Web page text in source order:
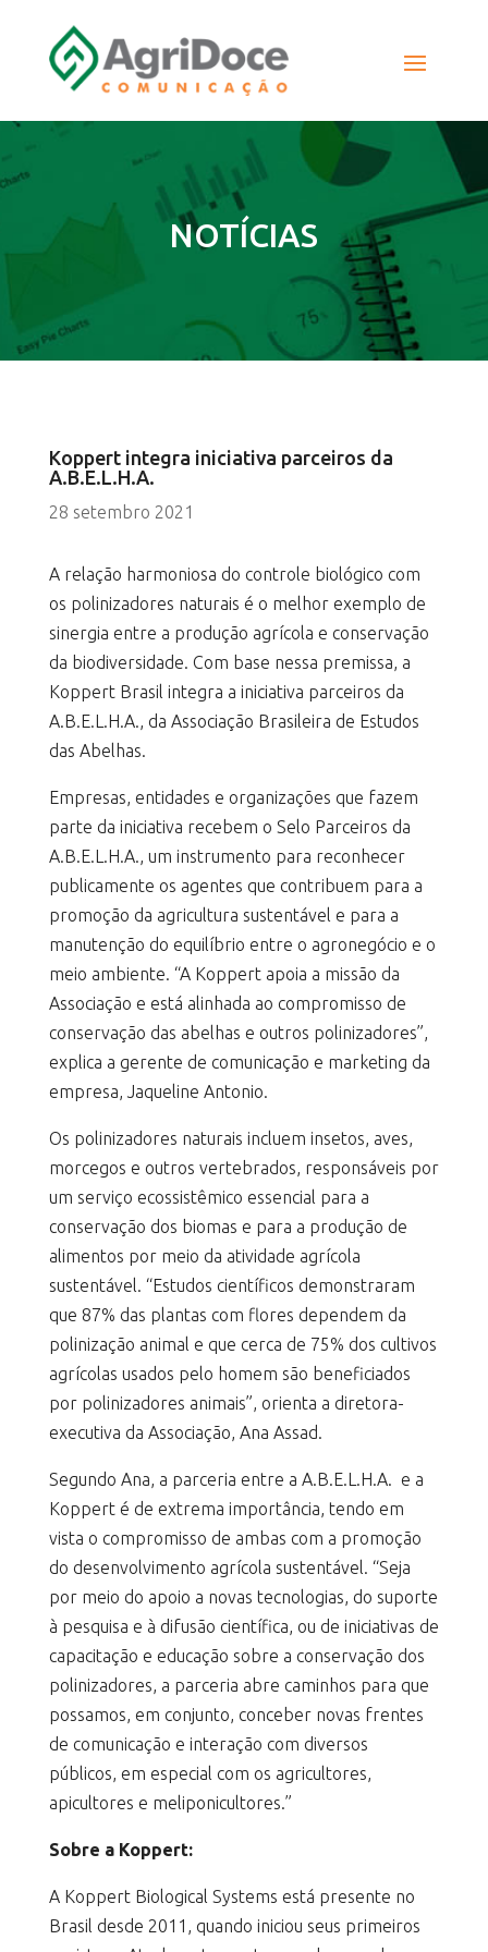
NOTÍCIAS
Koppert integra iniciativa parceiros da
A.B.E.L.H.A.
28 setembro 2021
A relação harmoniosa do controle biológico com
os polinizadores naturais é o melhor exemplo de
sinergia entre a produção agrícola e conservação
da biodiversidade. Com base nessa premissa, a
Koppert Brasil integra a iniciativa parceiros da
A.B.E.L.H.A., da Associação Brasileira de Estudos
das Abelhas.
Empresas, entidades e organizações que fazem
parte da iniciativa recebem o Selo Parceiros da
A.B.E.L.H.A., um instrumento para reconhecer
publicamente os agentes que contribuem para a
promoção da agricultura sustentável e para a
manutenção do equilíbrio entre o agronegócio e o
meio ambiente. “A Koppert apoia a missão da
Associação e está alinhada ao compromisso de
conservação das abelhas e outros polinizadores”,
explica a gerente de comunicação e marketing da
empresa, Jaqueline Antonio.
Os polinizadores naturais incluem insetos, aves,
morcegos e outros vertebrados, responsáveis por
um serviço ecossistêmico essencial para a
conservação dos biomas e para a produção de
alimentos por meio da atividade agrícola
sustentável. “Estudos científicos demonstraram
que 87% das plantas com flores dependem da
polinização animal e que cerca de 75% dos cultivos
agrícolas usados pelo homem são beneficiados
por polinizadores animais”, orienta a diretora-
executiva da Associação, Ana Assad.
Segundo Ana, a parceria entre a A.B.E.L.H.A. e a
Koppert é de extrema importância, tendo em
vista o compromisso de ambas com a promoção
do desenvolvimento agrícola sustentável. “Seja
por meio do apoio a novas tecnologias, do suporte
à pesquisa e à difusão científica, ou de iniciativas de
capacitação e educação sobre a conservação dos
polinizadores, a parceria abre caminhos para que
possamos, em conjunto, conceber novas frentes
de comunicação e interação com diversos
públicos, em especial com os agricultores,
apicultores e meliponicultores.”
Sobre a Koppert:
A Koppert Biological Systems está presente no
Brasil desde 2011, quando iniciou seus primeiros